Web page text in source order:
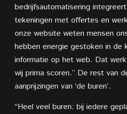
bedrijfsautomatisering
tekeningen met offertes en
onze website weten mensen
hebben energie gestoken in de
informatie op het web. Dat
wij prima scoren.” De rest van
aanprijzingen van ‘de buren’.
“Heel veel buren: bij iedere